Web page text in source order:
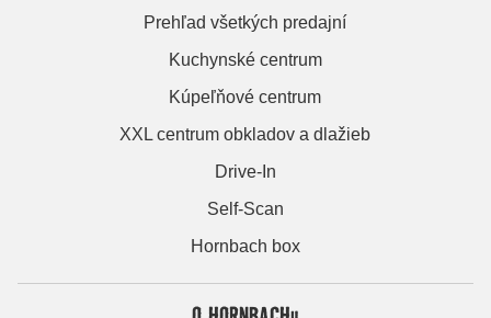
Prehľad všetkých predajní
Kuchynské centrum
Kúpeľňové centrum
XXL centrum obkladov a dlažieb
Drive-In
Self-Scan
Hornbach box